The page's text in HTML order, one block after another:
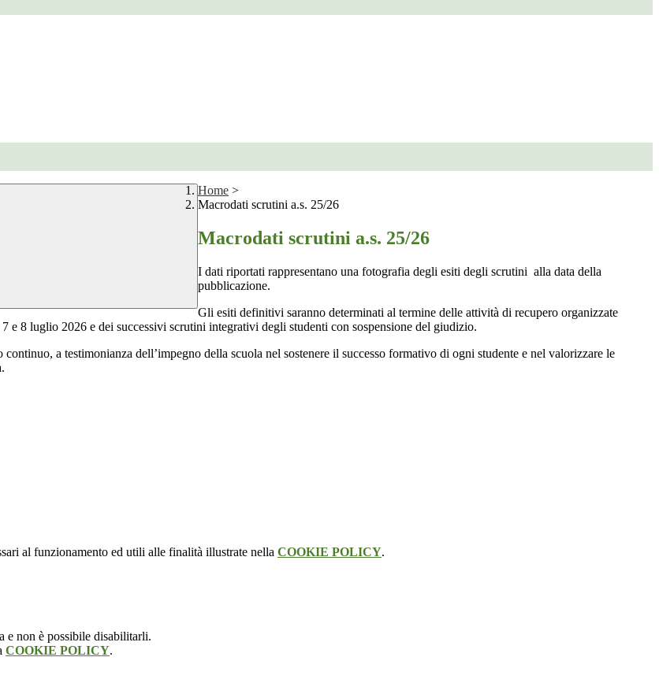
Home >
Macrodati scrutini a.s. 25/26
Macrodati scrutini a.s. 25/26
I dati riportati rappresentano una fotografia degli esiti degli scrutini alla data della
pubblicazione.
Gli esiti definitivi saranno determinati al termine delle attività di recupero organizzate
8 luglio 2026 e dei successivi scrutini integrativi degli studenti con sospensione del giudizio.
a testimonianza dell’impegno della scuola nel sostenere il successo formativo di ogni studente e nel valorizzare le
al funzionamento ed utili alle finalità illustrate nella COOKIE POLICY.
e non è possibile disabilitarli.
COOKIE POLICY.